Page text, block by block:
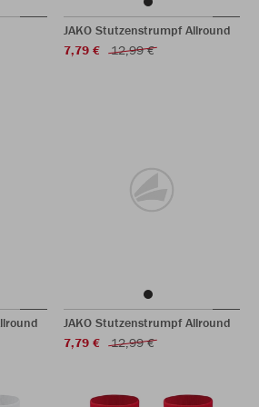
JAKO Stutzenstrumpf Allround
7,79 €
12,99 €
JAKO Stutzenstrumpf Allround
7,79 €
12,99 €